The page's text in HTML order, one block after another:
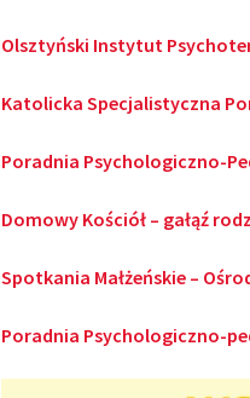
Olsztyński Instytut
Katolicka Specjalistyczna
Poradnia Psychologiczno-
Domowy Kościół – gałąź
Spotkania Małżeńskie –
Poradnia Psychologiczno-